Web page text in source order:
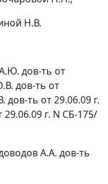
Н.В.
дов-ть от
дов-ть от
дов-ть от 29.06.09 г.
г. N СБ-175/
А.А. дов-ть